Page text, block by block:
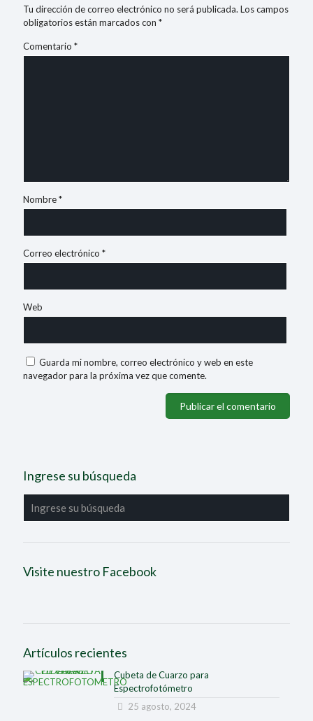
Tu dirección de correo electrónico no será publicada. Los campos
obligatorios están marcados con *
Comentario *
Nombre*
Correo electrónico *
Web
Guarda mi nombre, correo electrónico y web en este
navegador para la próxima vez que comente.
Ingrese su búsqueda
Visite nuestro Facebook
Artículos recientes
Cubeta de Cuarzo para
Espectrofotómetro
25 agosto, 2024